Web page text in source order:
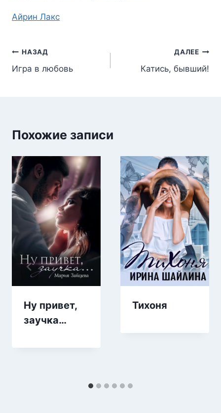
Метки
Айрин Лакс
Навигация
по
НАЗАД
Игра в любовь
ДАЛЕЕ
Катись, бывший!
Похожие записи
Ну привет,
заучка…
Тихоня